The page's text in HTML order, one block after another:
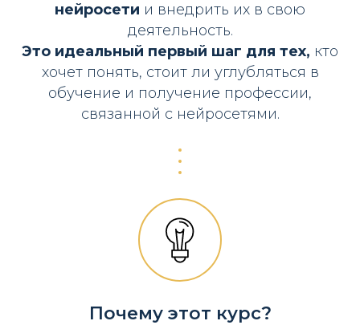
нейросети и внедрить их в свою
деятельность.
Это идеальный первый шаг для тех, кто
хочет понять, стоит ли углубляться в
обучение и получение профессии,
связанной с нейросетями.
Почему этот курс?